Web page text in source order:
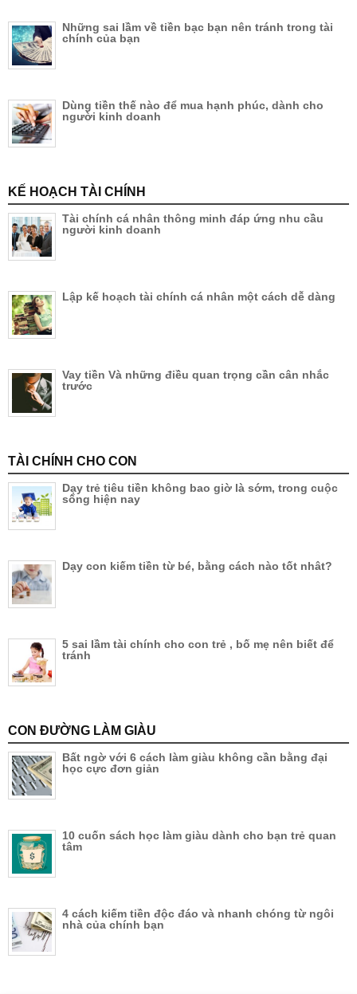
Những sai lầm về tiền bạc bạn nên tránh trong tài
chính của bạn
Dùng tiền thế nào để mua hạnh phúc, dành cho
người kinh doanh
KẾ HOẠCH TÀI CHÍNH
Tài chính cá nhân thông minh đáp ứng nhu cầu
người kinh doanh
Lập kế hoạch tài chính cá nhân một cách dễ dàng
Vay tiền Và những điều quan trọng cần cân nhắc
trước
TÀI CHÍNH CHO CON
Dạy trẻ tiêu tiền không bao giờ là sớm, trong cuộc
sống hiện nay
Dạy con kiếm tiền từ bé, bằng cách nào tốt nhât?
5 sai lầm tài chính cho con trẻ , bố mẹ nên biết để
tránh
CON ĐƯỜNG LÀM GIÀU
Bất ngờ với 6 cách làm giàu không cần bằng đại
học cực đơn giản
10 cuốn sách học làm giàu dành cho bạn trẻ quan
tâm
4 cách kiếm tiền độc đáo và nhanh chóng từ ngôi
nhà của chính bạn